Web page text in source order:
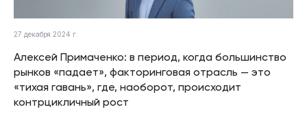
27 декабря 2024 г.
Алексей Примаченко: в период, когда большинство
рынков «падает», факторинговая отрасль — это
«тихая гавань», где, наоборот, происходит
контрцикличный рост